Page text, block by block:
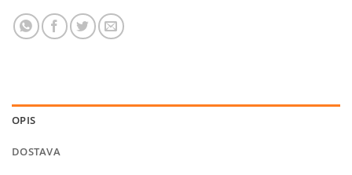
OPIS
DOSTAVA